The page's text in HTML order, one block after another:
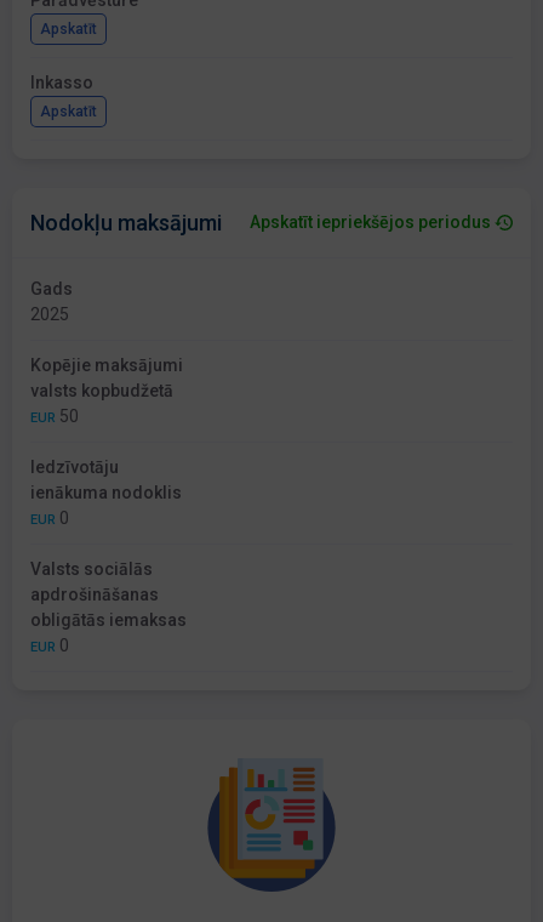
Apskatīt
Inkasso
Apskatīt
Nodokļu maksājumi Apskatīt iepriekšējos periodus
Gads
2025
Kopējie maksājumi
valsts kopbudžetā
EUR 50
Iedzīvotāju
ienākuma nodoklis
EUR 0
Valsts sociālās
apdrošināšanas
obligātās iemaksas
EUR 0